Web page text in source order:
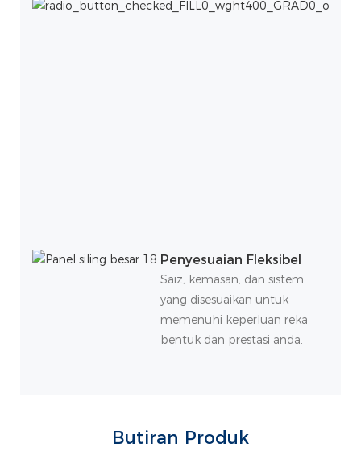
Penyesuaian Fleksibel
Saiz, kemasan, dan sistem
yang disesuaikan untuk
memenuhi keperluan reka
bentuk dan prestasi anda.
Butiran Produk